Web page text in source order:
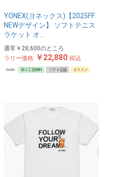
YONEX(ヨネックス)【2025FF
NEWデザイン】 ソフトテニス
ラケット オ…
通常 ￥28,600のところ
ラリー価格 ￥22,880税込
NEW 張り工賃無料 ソフト公認 オススメ